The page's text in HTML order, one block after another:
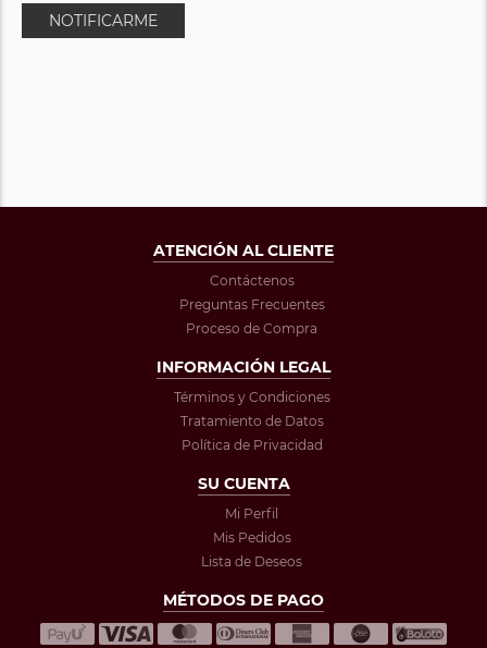
NOTIFICARME
ATENCIÓN AL CLIENTE
Contáctenos
Preguntas Frecuentes
Proceso de Compra
INFORMACIÓN LEGAL
Términos y Condiciones
Tratamiento de Datos
Política de Privacidad
SU CUENTA
Mi Perfil
Mis Pedidos
Lista de Deseos
MÉTODOS DE PAGO